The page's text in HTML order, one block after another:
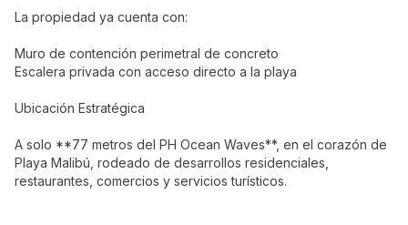
La propiedad ya cuenta con:
Muro de contención perimetral de concreto
Escalera privada con acceso directo a la playa
Ubicación Estratégica
A solo **77 metros del PH Ocean Waves**, en el corazón de
Playa Malibú, rodeado de desarrollos residenciales,
restaurantes, comercios y servicios turísticos.